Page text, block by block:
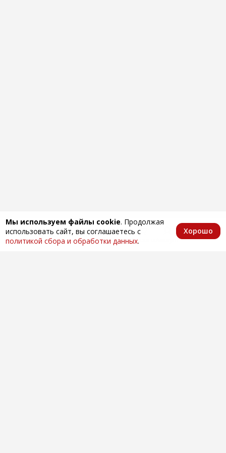
Мы используем файлы cookie. Продолжая
использовать сайт, вы соглашаетесь с
политикой сбора и обработки данных.
Хорошо
Главная КаталогИзбранноеКорзина Аккаунт